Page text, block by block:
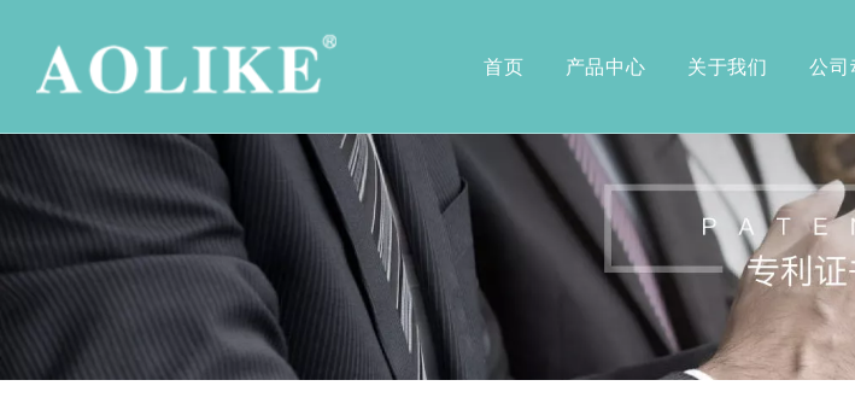
首页 产品中心
病床系列
护理病床
骨科系列病床
病床周边产品
轮椅系列
电动轮椅
铝合金脑瘫轮椅
铝合金运动轮椅
铝合金旅行轮椅
铝合金儿童轮椅
铝合金看护轮椅
功能型铝合金轮椅
坐便椅
关于我们
公司简介 公司荣誉 专利证
公司